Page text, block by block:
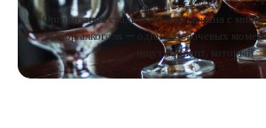
Организация свадьбы всегда связана с
выбор алкоголя — один из ключевых
ищут вариант, который…